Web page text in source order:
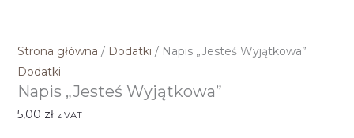
Strona główna / Dodatki / Napis „Jesteś Wyjątkowa”
Dodatki
Napis „Jesteś Wyjątkowa”
5,00 zł z VAT